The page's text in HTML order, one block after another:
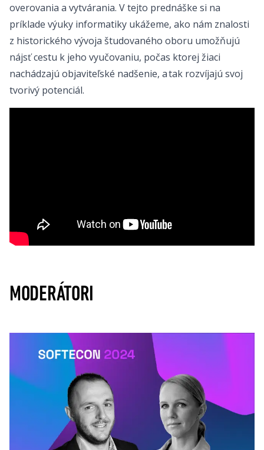
overovania a vytvárania. V tejto prednáške si na
príklade výuky informatiky ukážeme, ako nám znalosti
z historického vývoja študovaného oboru umožňujú
nájsť cestu k jeho vyučovaniu, počas ktorej žiaci
nachádzajú objaviteľské nadšenie, a tak rozvíjajú svoj
tvorivý potenciál.
MODERÁTORI